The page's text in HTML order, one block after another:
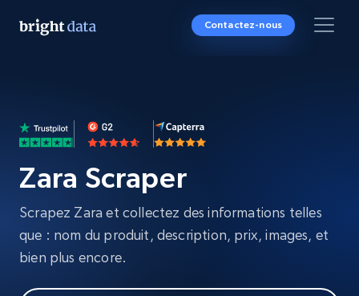
Contactez-nous
Zara Scraper
Scrapez Zara et collectez des informations telles
que : nom du produit, description, prix, images, et
bien plus encore.